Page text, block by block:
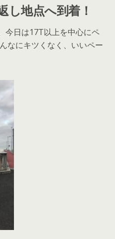
し地点へ到着！
今日は17T以上を中心にペ
なにキツくなく、いいペー